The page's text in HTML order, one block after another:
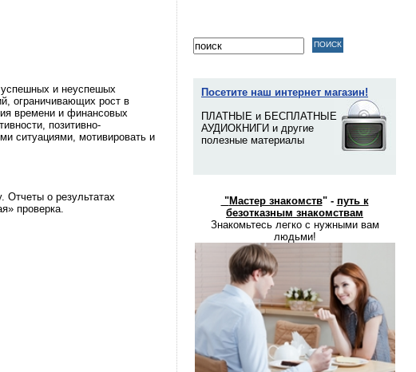
успешных и неуспешых
ограничивающих рост в
времени и финансовых
позитивно-
ситуациями, мотивировать и
Отчеты о результатах
проверка.
Посетите наш интернет магазин!
ПЛАТНЫЕ и БЕСПЛАТНЫЕ
АУДИОКНИГИ и другие
полезные материалы
"Мастер знакомств" - путь к
безотказным знакомствам
Знакомьтесь легко с нужными вам
людьми!